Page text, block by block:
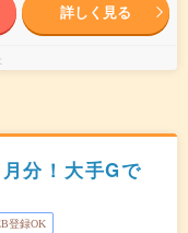
詳しく見る
分！大手Gで
登録OK